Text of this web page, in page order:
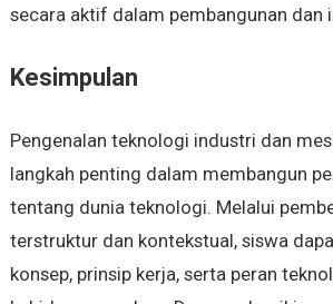
secara aktif dalam pembangunan dan
Kesimpulan
Pengenalan teknologi industri dan
langkah penting dalam membangun
tentang dunia teknologi. Melalui
terstruktur dan kontekstual, siswa
konsep, prinsip kerja, serta peran